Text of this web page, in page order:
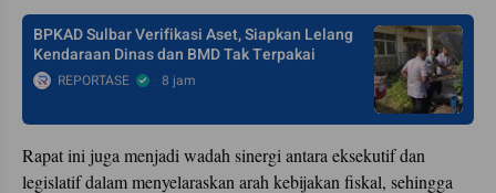
BPKAD Sulbar Verifikasi Aset, Siapkan Lelang
Kendaraan Dinas dan BMD Tak Terpakai
REPORTASE 8 jam
Rapat ini juga menjadi wadah sinergi antara eksekutif dan
legislatif dalam menyelaraskan arah kebijakan fiskal, sehingga